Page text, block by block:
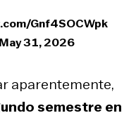
Gnf4SOCWpk
May 31, 2026
aparentemente,
semestre en